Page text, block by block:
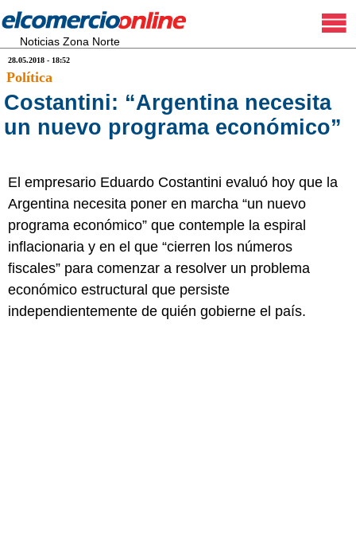
Noticias Zona Norte
28.05.2018 - 18:52
Política
Costantini: “Argentina necesita
un nuevo programa económico”
El empresario Eduardo Costantini evaluó hoy que la
Argentina necesita poner en marcha “un nuevo
programa económico” que contemple la espiral
inflacionaria y en el que “cierren los números
fiscales” para comenzar a resolver un problema
económico estructural que persiste
independientemente de quién gobierne el país.